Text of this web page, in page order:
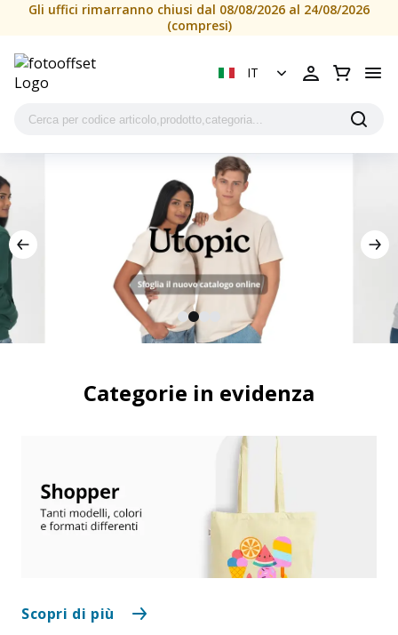
Gli uffici rimarranno chiusi dal 08/08/2026 al 24/08/2026
(compresi)
IT
Categorie in evidenza
Scopri di più